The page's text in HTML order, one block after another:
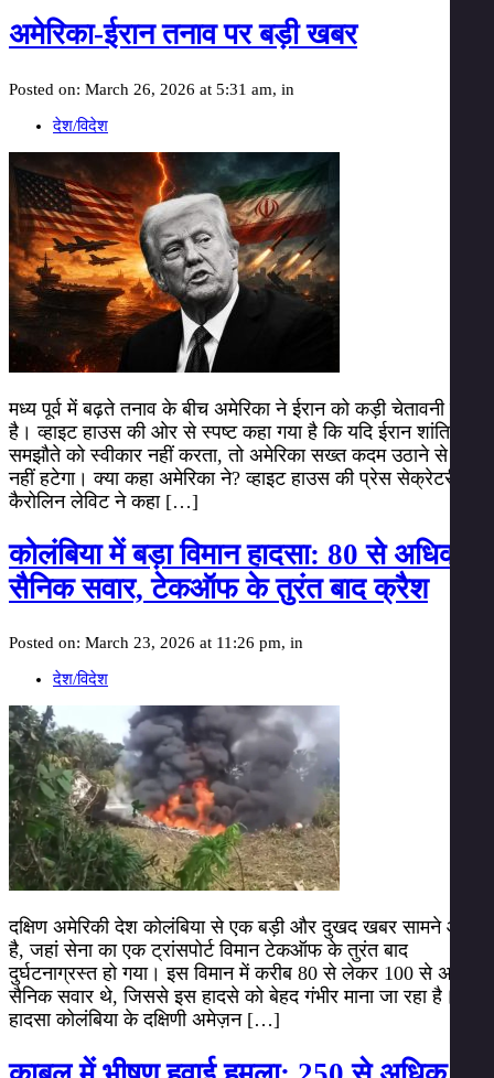
अमेरिका-ईरान तनाव पर बड़ी खबर
Posted on: March 26, 2026 at 5:31 am, in
देश/विदेश
मध्य पूर्व में बढ़ते तनाव के बीच अमेरिका ने ईरान को कड़ी चेतावनी दी
है। व्हाइट हाउस की ओर से स्पष्ट कहा गया है कि यदि ईरान शांति
समझौते को स्वीकार नहीं करता, तो अमेरिका सख्त कदम उठाने से पीछे
नहीं हटेगा। क्या कहा अमेरिका ने? व्हाइट हाउस की प्रेस सेक्रेटरी
कैरोलिन लेविट ने कहा […]
कोलंबिया में बड़ा विमान हादसा: 80 से अधिक
सैनिक सवार, टेकऑफ के तुरंत बाद क्रैश
Posted on: March 23, 2026 at 11:26 pm, in
देश/विदेश
दक्षिण अमेरिकी देश कोलंबिया से एक बड़ी और दुखद खबर सामने आई
है, जहां सेना का एक ट्रांसपोर्ट विमान टेकऑफ के तुरंत बाद
दुर्घटनाग्रस्त हो गया। इस विमान में करीब 80 से लेकर 100 से अधिक
सैनिक सवार थे, जिससे इस हादसे को बेहद गंभीर माना जा रहा है। यह
हादसा कोलंबिया के दक्षिणी अमेज़न […]